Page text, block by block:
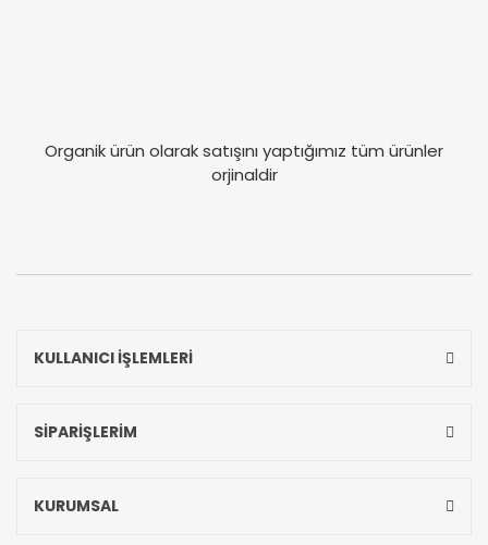
Organik ürün olarak satışını yaptığımız tüm ürünler
orjinaldir
KULLANICI İŞLEMLERİ
SİPARİŞLERİM
KURUMSAL